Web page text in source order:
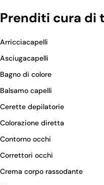
Prenditi cura di
Arricciacapelli
Asciugacapelli
Bagno di colore
Balsamo capelli
Cerette depilatorie
Colorazione diretta
Contorno occhi
Correttori occhi
Crema corpo rassodante